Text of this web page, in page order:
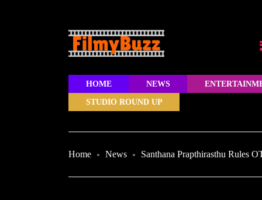
HOME NEWS
STUDIO ROUND UP
Home News Santhana Prapthirasthu Rules